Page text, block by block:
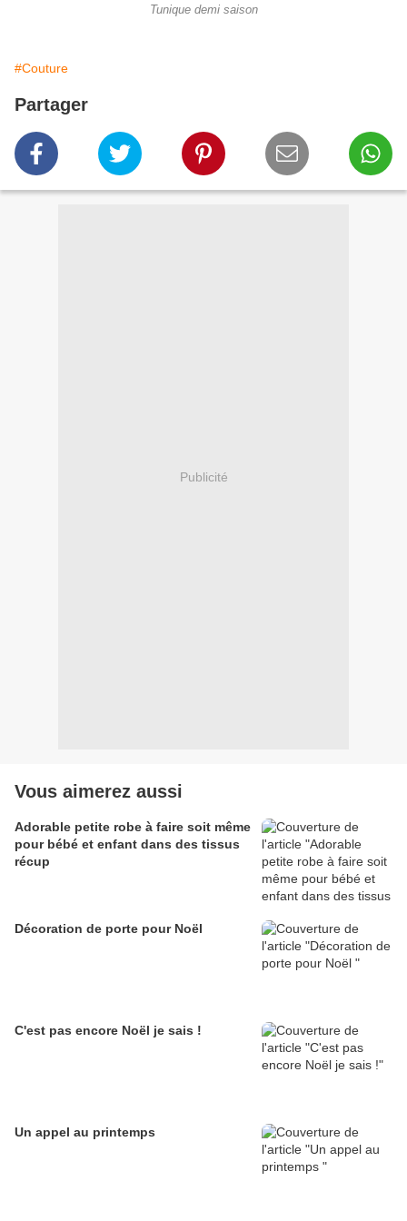
Tunique demi saison
#Couture
Partager
Publicité
Vous aimerez aussi
Adorable petite robe à faire soit même
pour bébé et enfant dans des tissus
récup
Décoration de porte pour Noël
C'est pas encore Noël je sais !
Un appel au printemps